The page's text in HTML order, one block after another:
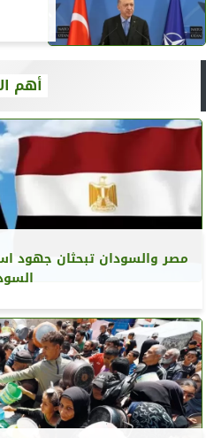
أهم
مصر والسودان تبحثان جهود